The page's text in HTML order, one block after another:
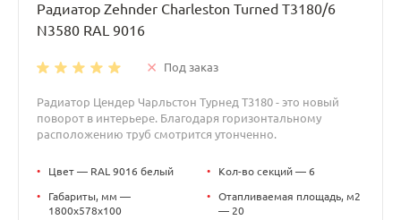
Радиатор Zehnder Charleston Turned T3180/6
N3580 RAL 9016
Под заказ
Радиатор Цендер Чарльстон Турнед T3180 - это новый
поворот в интерьере. Благодаря горизонтальному
расположению труб смотрится утонченно.
• Цвет — RAL 9016 белый
•
Габариты, мм —
1800x578x100
• Кол-во секций — 6
•
Отапливаемая площадь, м2
— 20